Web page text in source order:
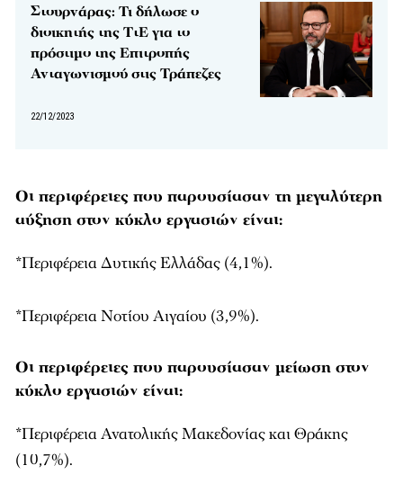
Στουρνάρας: Τι δήλωσε ο
διοικητής της ΤτΕ για το
πρόστιμο της Επιτροπής
Ανταγωνισμού στις Τράπεζες
22/12/2023
Οι περιφέρειες που παρουσίασαν τη μεγαλύτερη
αύξηση στον κύκλο εργασιών είναι:
*Περιφέρεια Δυτικής Ελλάδας (4,1%).
*Περιφέρεια Νοτίου Αιγαίου (3,9%).
Οι περιφέρειες που παρουσίασαν μείωση στον
κύκλο εργασιών είναι:
*Περιφέρεια Ανατολικής Μακεδονίας και Θράκης
(10,7%).